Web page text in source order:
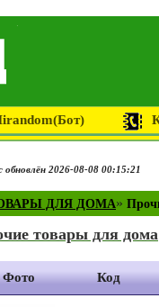
обновлён 2026-08-08 00:15:21
ДЛЯ ДОМА»
товары для дома
Фото Код